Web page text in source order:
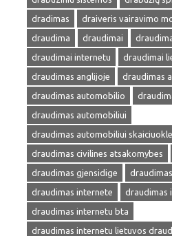
dradimas
draiveris vairavimo
draudima
draudimai
draudimai internetu
draudimai
draudimas anglijoje
draudimas
draudimas automobilio
draudimas automobiliui
draudimas automobiliui skaiciuokle
draudimas civilines atsakomybes
draudimas gjensidige
draudimas internete
draudimas
draudimas internetu bta
draudimas internetu lietuvos